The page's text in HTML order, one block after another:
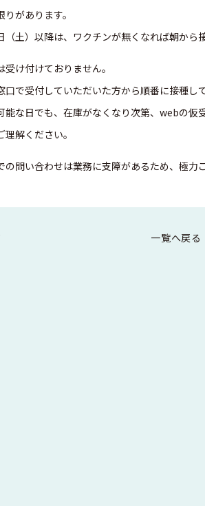
りがあります。
（土）以降は、ワクチンが無くなれば朝から
受け付けておりません。
口で受付していただいた方から順番に接種し
能な日でも、在庫がなくなり次第、webの仮
理解ください。
の問い合わせは業務に支障があるため、極力
一覧へ戻る